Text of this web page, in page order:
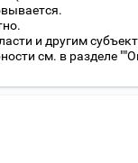
и другим
см. в разделе